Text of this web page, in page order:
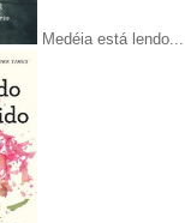
Medéia está lendo...